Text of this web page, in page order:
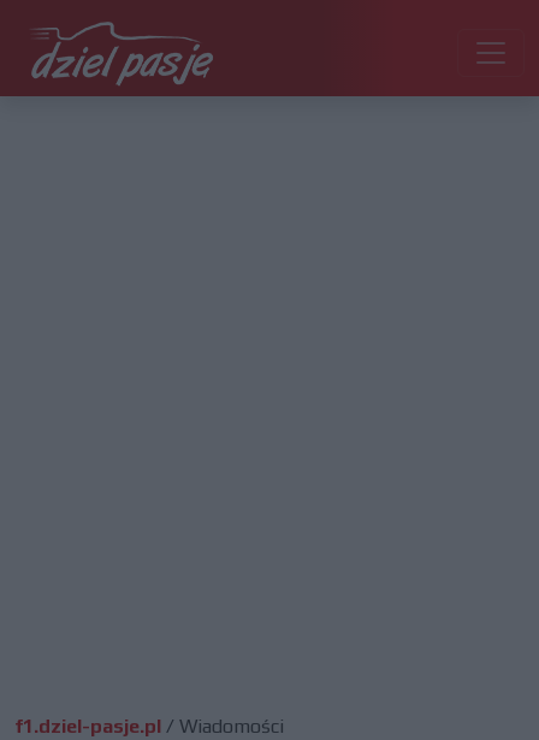
f1.dziel-pasje.pl / Wiadomości